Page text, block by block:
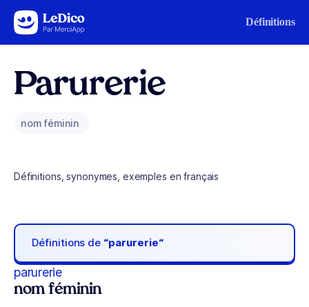
Aller au contenu Définitions
Parurerie
nom féminin
Définitions, synonymes, exemples en français
Définitions de “parurerie“
parurerie
nom féminin